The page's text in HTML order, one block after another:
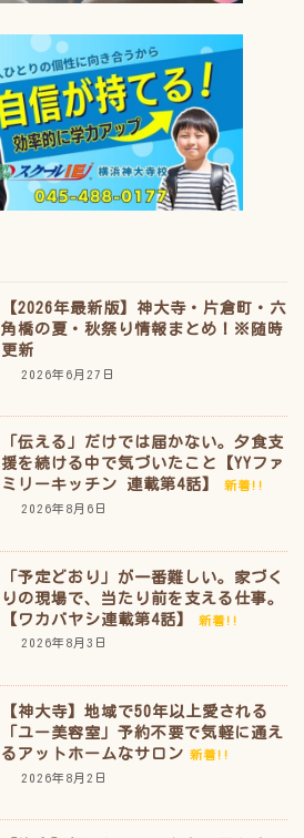
【2026年最新版】神大寺・片倉町・六
角橋の夏・秋祭り情報まとめ！※随時
更新
2026年6月27日
「伝える」だけでは届かない。夕食支
援を続ける中で気づいたこと【YYファ
ミリーキッチン 連載第4話】
新着!!
2026年8月6日
「予定どおり」が一番難しい。家づく
りの現場で、当たり前を支える仕事。
【ワカバヤシ連載第4話】
新着!!
2026年8月3日
【神大寺】地域で50年以上愛される
「ユー美容室」予約不要で気軽に通え
るアットホームなサロン 新着!!
2026年8月2日